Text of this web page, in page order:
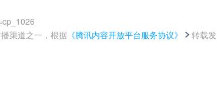
渠道之一，根据 《腾讯内容开放平台服务协议》
转载发